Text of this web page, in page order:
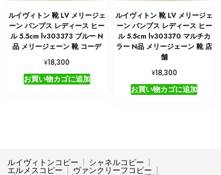
ルイヴィトン 靴 LV メリージェ
ーン パンプス レディース ヒー
ル 5.5cm lv303373 ブルー N
品 メリージェーン 靴 コーデ
¥18,300
お買い物カゴに追加
ルイヴィトン 靴 LV メリージェ
ーン パンプス レディース ヒー
ル 5.5cm lv303370 マルチカ
ラー N品 メリージェーン 靴 店
舗
¥18,300
お買い物カゴに追加
ルイヴィトンコピー シャネルコピー
エルメスコピー ヴァンクリーフコピー